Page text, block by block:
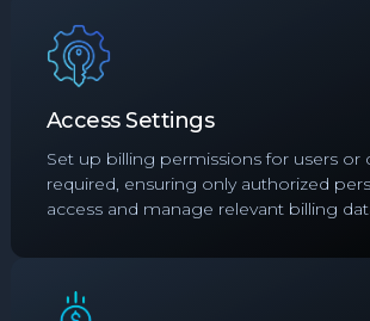
Access Settings
Set up billing permissions for users or
required, ensuring only authorized
access and manage relevant billing